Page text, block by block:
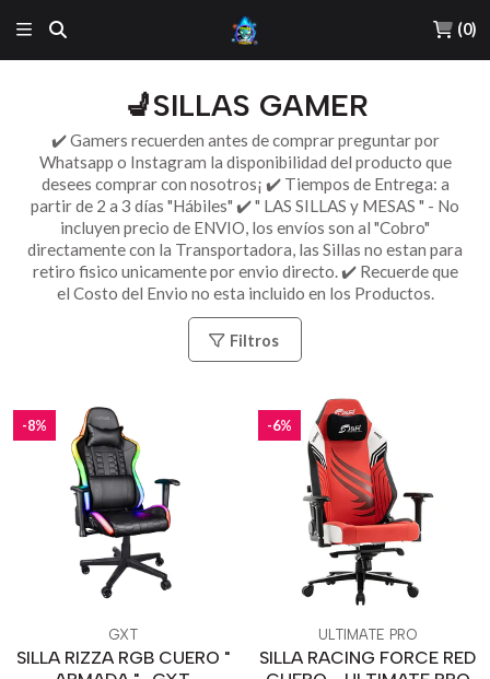
(0)
💺SILLAS GAMER
✔️ Gamers recuerden antes de comprar preguntar por
Whatsapp o Instagram la disponibilidad del producto que
desees comprar con nosotros¡ ✔️ Tiempos de Entrega: a
partir de 2 a 3 días "Hábiles" ✔️ " LAS SILLAS y MESAS " - No
incluyen precio de ENVIO, los envíos son al "Cobro"
directamente con la Transportadora, las Sillas no estan para
retiro fisico unicamente por envio directo. ✔️ Recuerde que
el Costo del Envio no esta incluido en los Productos.
Filtros
-8%
GXT
SILLA RIZZA RGB CUERO "
-6%
ULTIMATE PRO
SILLA RACING FORCE RED